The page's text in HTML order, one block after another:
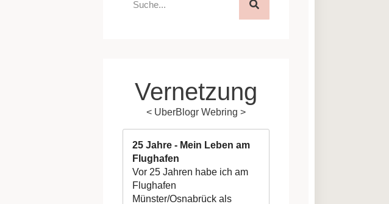
Vernetzung
< UberBlogr Webring >
25 Jahre - Mein Leben am
Flughafen
Vor 25 Jahren habe ich am
Flughafen
Münster/Osnabrück als